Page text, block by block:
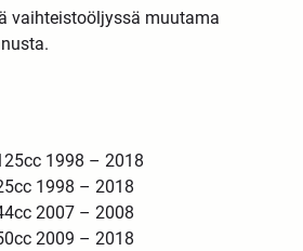
vaihteistoöljyssä muutama
1998 – 2018
1998 – 2018
2007 – 2008
2009 – 2018